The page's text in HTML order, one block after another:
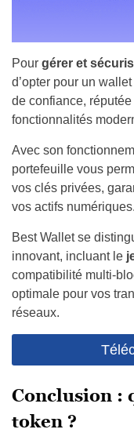
Pour gérer et
d’opter pour un
de confiance,
fonctionnalités
Avec son
portefeuille vous
vos clés privées,
vos actifs numériques.
Best Wallet se
innovant, incluant le
compatibilité multi-
optimale pour vos
réseaux.
Conclusion :
token ?